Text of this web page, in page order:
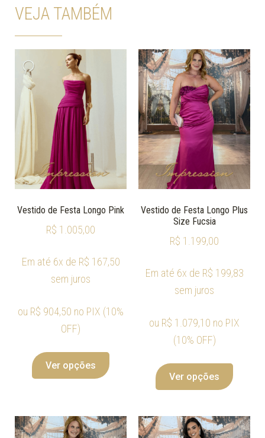
VEJA TAMBÉM
Vestido de Festa Longo Pink
R$ 1.005,00
Em até 6x de R$ 167,50
sem juros
ou R$ 904,50 no PIX (10%
OFF)
Ver opções
Vestido de Festa Longo Plus
Size Fucsia
R$ 1.199,00
Em até 6x de R$ 199,83
sem juros
ou R$ 1.079,10 no PIX
(10% OFF)
Ver opções